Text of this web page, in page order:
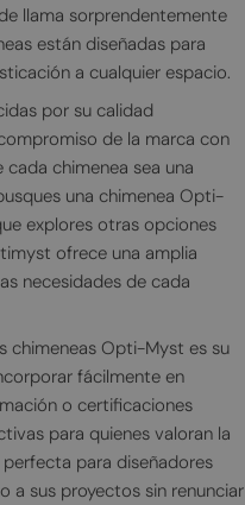
llama sorprendentemente
están diseñadas para
a cualquier espacio.
por su calidad
de la marca con
chimenea sea una
una chimenea Opti-
explores otras opciones
ofrece una amplia
necesidades de cada
chimeneas Opti-Myst es su
fácilmente en
o certificaciones
para quienes valoran la
para diseñadores
a sus proyectos sin renunciar